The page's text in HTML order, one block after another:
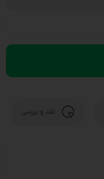
نقد و بررسی